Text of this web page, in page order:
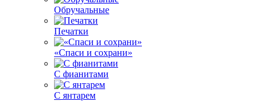
Обручальные
Печатки
«Спаси и сохрани»
С фианитами
С янтарем